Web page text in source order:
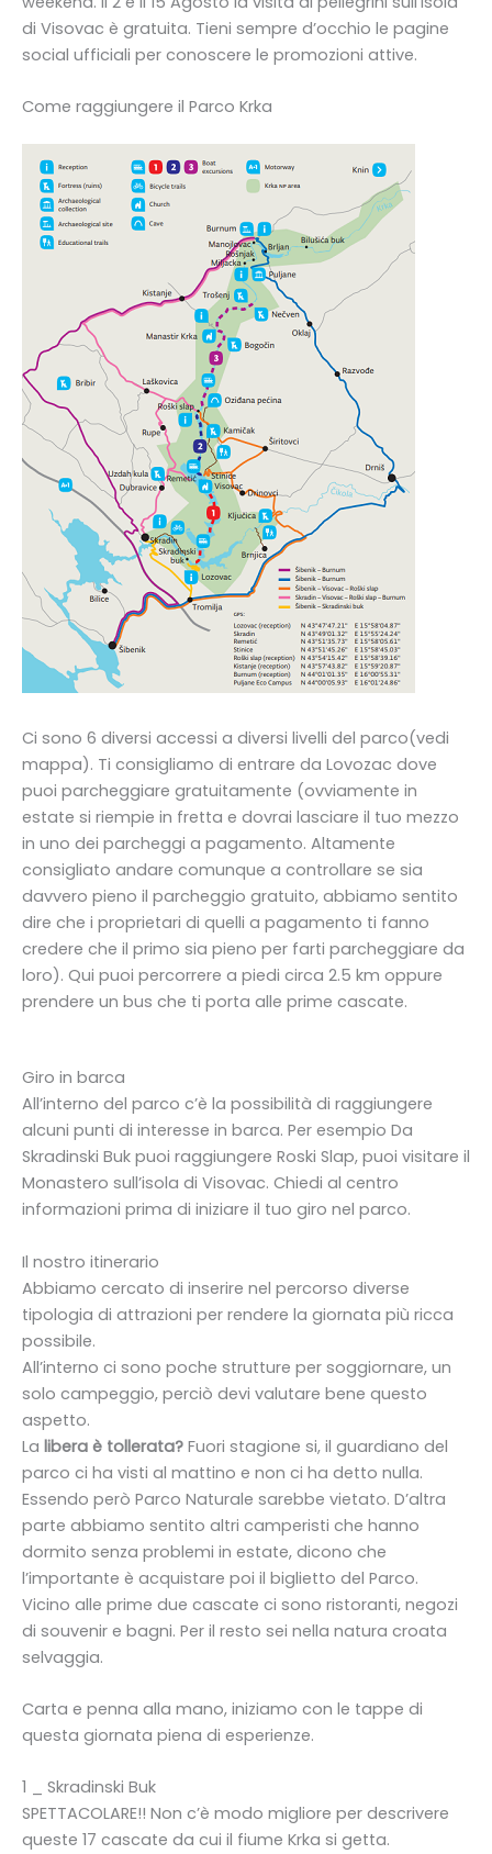
di Visovac è gratuita. Tieni sempre d’occhio le pagine
social ufficiali per conoscere le promozioni attive.
Come raggiungere il Parco Krka
Ci sono 6 diversi accessi a diversi livelli del parco(vedi
mappa). Ti consigliamo di entrare da Lovozac dove
puoi parcheggiare gratuitamente (ovviamente in
estate si riempie in fretta e dovrai lasciare il tuo mezzo
in uno dei parcheggi a pagamento. Altamente
consigliato andare comunque a controllare se sia
davvero pieno il parcheggio gratuito, abbiamo sentito
dire che i proprietari di quelli a pagamento ti fanno
credere che il primo sia pieno per farti parcheggiare da
loro). Qui puoi percorrere a piedi circa 2.5 km oppure
prendere un bus che ti porta alle prime cascate.
Giro in barca
All’interno del parco c’è la possibilità di raggiungere
alcuni punti di interesse in barca. Per esempio Da
Skradinski Buk puoi raggiungere Roski Slap, puoi visitare il
Monastero sull’isola di Visovac. Chiedi al centro
informazioni prima di iniziare il tuo giro nel parco.
Il nostro itinerario
Abbiamo cercato di inserire nel percorso diverse
tipologia di attrazioni per rendere la giornata più ricca
possibile.
All’interno ci sono poche strutture per soggiornare, un
solo campeggio, perciò devi valutare bene questo
aspetto.
La libera è tollerata? Fuori stagione si, il guardiano del
parco ci ha visti al mattino e non ci ha detto nulla.
Essendo però Parco Naturale sarebbe vietato. D’altra
parte abbiamo sentito altri camperisti che hanno
dormito senza problemi in estate, dicono che
l’importante è acquistare poi il biglietto del Parco.
Vicino alle prime due cascate ci sono ristoranti, negozi
di souvenir e bagni. Per il resto sei nella natura croata
selvaggia.
Carta e penna alla mano, iniziamo con le tappe di
questa giornata piena di esperienze.
1 _ Skradinski Buk
SPETTACOLARE!! Non c’è modo migliore per descrivere
queste 17 cascate da cui il fiume Krka si getta.